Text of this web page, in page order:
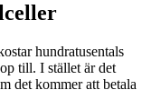
hundratusentals
till. I stället är det
det kommer att betala